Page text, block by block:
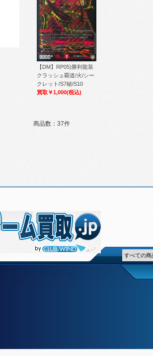
【DM】RP05)勝利龍装
クラッシュ覇道/火/シー
クレット/S7秘/S10
買取￥1,000(税込)
商品数：37件